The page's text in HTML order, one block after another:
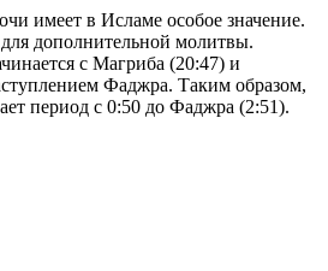
имеет в Исламе особое значение.
дополнительной молитвы.
с Магриба (20:47) и
Фаджра. Таким образом,
период с 0:50 до Фаджра (2:51).